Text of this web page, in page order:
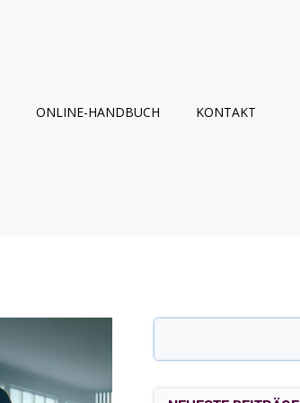
ONLINE-HANDBUCH KONTAKT
Suchen